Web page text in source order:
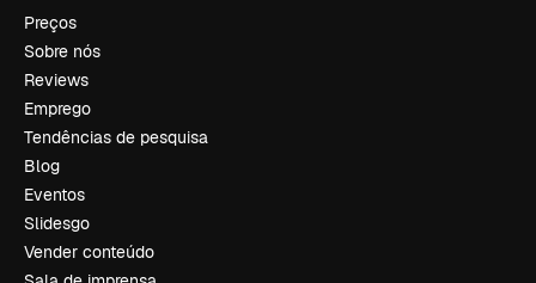
Preços
Sobre nós
Reviews
Emprego
Tendências de pesquisa
Blog
Eventos
Slidesgo
Vender conteúdo